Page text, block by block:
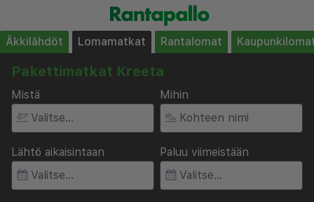
Äkkilähdöt Lomamatkat Rantalomat
Pakettimatkat Kreeta
Mistä Mihin
Lähtö aikaisintaan Paluu viimeistään